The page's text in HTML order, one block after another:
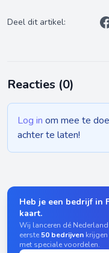
Deel dit artikel:
Reacties (0)
Log in om mee te
achter te laten!
Heb je een bedrijf in
kaart.
Wij lanceren dé
eerste50 bedrijven
met speciale voordelen.